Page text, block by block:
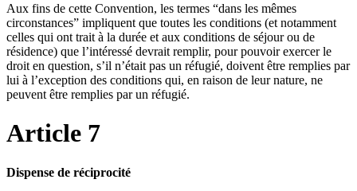
Aux fins de cette Convention, les termes “dans les mêmes
circonstances” impliquent que toutes les conditions (et notamment
celles qui ont trait à la durée et aux conditions de séjour ou de
résidence) que l’intéressé devrait remplir, pour pouvoir exercer le
droit en question, s’il n’était pas un réfugié, doivent être remplies par
lui à l’exception des conditions qui, en raison de leur nature, ne
peuvent être remplies par un réfugié.
Article 7
Dispense de réciprocité